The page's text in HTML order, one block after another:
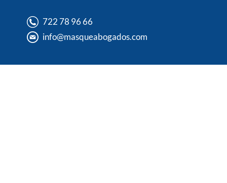
722 78 96 66
info@masqueabogados.com